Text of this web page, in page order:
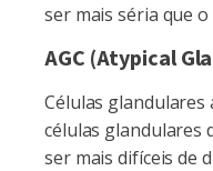
ser mais séria que o
AGC (Atypical
Células glandulares
células glandulares
ser mais difíceis de